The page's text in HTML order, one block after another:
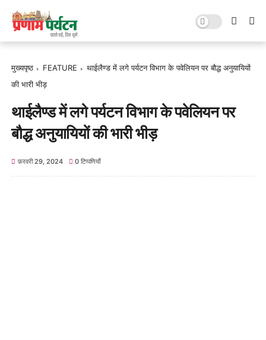
मुख्यपृष्ठ FEATURE
थाईलैण्ड में लगे पर्यटन विभाग के पवेलियन पर बौद्ध अनुयायियों
की भारी भीड़
थाईलैण्ड में लगे पर्यटन विभाग के पवेलियन पर
बौद्ध अनुयायियों की भारी भीड़
फ़रवरी 29, 2024 0 टिप्पणियाँ